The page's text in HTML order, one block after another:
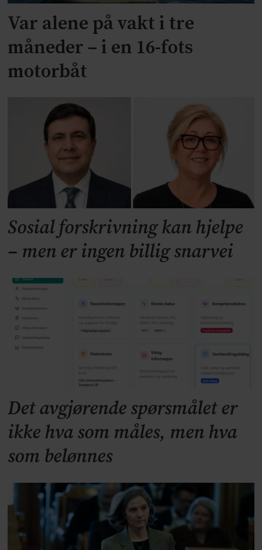
Var alene på vakt i tre
måneder – i en 16-fots
motorbåt
Sosial forskrivning kan hjelpe
– men er ingen billig snarvei
Det avgjørende spørsmålet er
ikke hva som måles, men hva
som belønnes